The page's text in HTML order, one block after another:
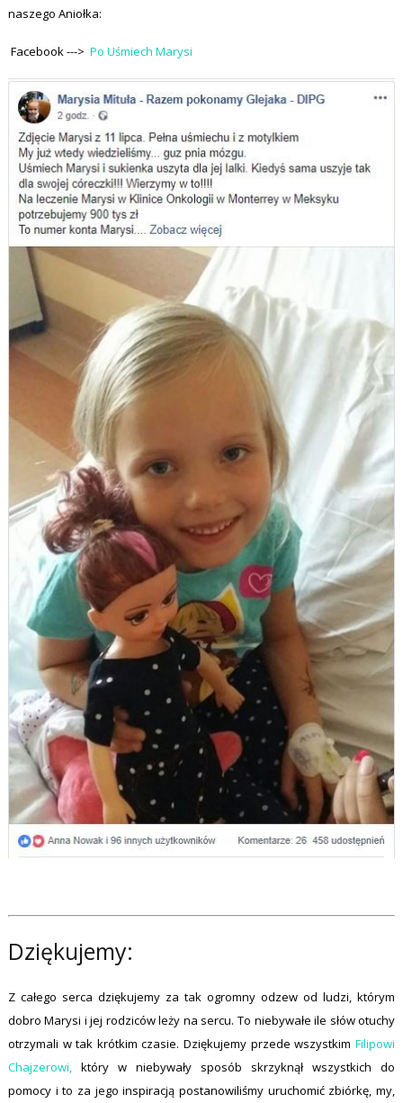
naszego Aniołka:
Facebook ---> Po Uśmiech Marysi
Dziękujemy:
Z całego serca dziękujemy za tak ogromny odzew od ludzi, którym
dobro Marysi i jej rodziców leży na sercu. To niebywałe ile słów otuchy
otrzymali w tak krótkim czasie. Dziękujemy przede wszystkimFilipowi
Chajzerowi,który w niebywały sposób skrzyknął wszystkich do
pomocy i to za jego inspiracją postanowiliśmy uruchomić zbiórkę, my,